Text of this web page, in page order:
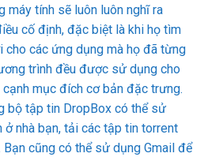
máy tính sẽ luôn luôn nghĩ ra
cố định, đặc biệt là khi họ tìm
cho các ứng dụng mà họ đã từng
trình đều được sử dụng cho
mục đích cơ bản đặc trưng.
bộ tập tin DropBox có thể sử
ở nhà bạn, tải các tập tin torrent
cũng có thể sử dụng Gmail để